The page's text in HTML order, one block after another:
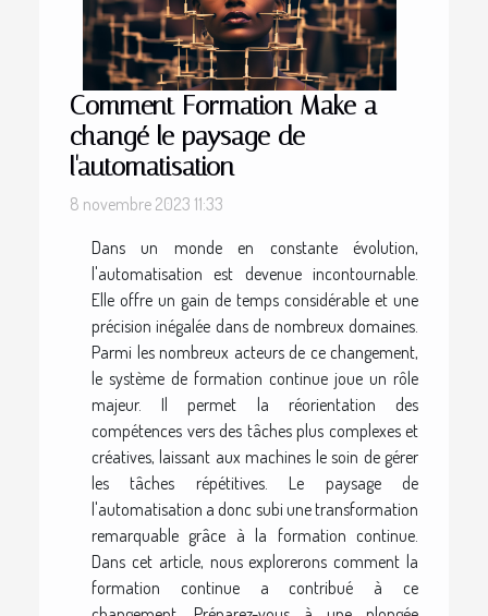
Comment Formation Make a
changé le paysage de
l'automatisation
8 novembre 2023 11:33
Dans un monde en constante évolution,
l'automatisation est devenue incontournable.
Elle offre un gain de temps considérable et une
précision inégalée dans de nombreux domaines.
Parmi les nombreux acteurs de ce changement,
le système de formation continue joue un rôle
majeur. Il permet la réorientation des
compétences vers des tâches plus complexes et
créatives, laissant aux machines le soin de gérer
les tâches répétitives. Le paysage de
l'automatisation a donc subi une transformation
remarquable grâce à la formation continue.
Dans cet article, nous explorerons comment la
formation continue a contribué à ce